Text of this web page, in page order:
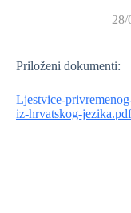
28/
Priloženi dokumenti:
Ljestvice-
iz-hrvatskog-jezika.pdf